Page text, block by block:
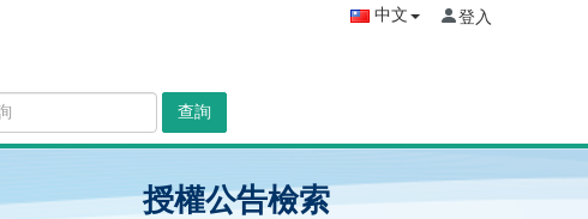
中文 登入
查詢
授權公告檢索